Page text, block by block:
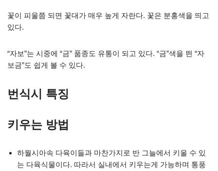
꽃이 피울쯤 되면 꽃대가 매우 높게 자란다. 꽃은 분홍색을 띄고
있다.
“자보”는 시중에 “금” 품종도 유통이 되고 있다. “금”색을 띈 “자
보금”도 쉽게 볼 수 있다.
번식시 특징
키우는 방법
하월시아속 다육이들과 마찬가지로 반 그늘에서 키울 수 있
는 다육식물이다. 따라서 실내에서 키우는게 가능하며 통풍